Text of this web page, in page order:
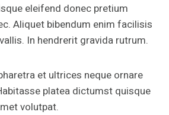
eleifend donec pretium
Aliquet bibendum enim facilisis
In hendrerit gravida rutrum.
et ultrices neque ornare
platea dictumst quisque
volutpat.